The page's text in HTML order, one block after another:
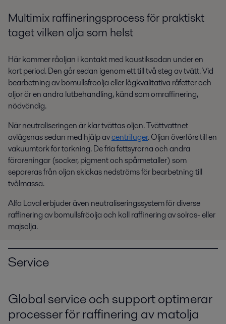
Multimix raffineringsprocess för praktiskt
taget vilken olja som helst
Här kommer råoljan i kontakt med kaustiksodan under en
kort period. Den går sedan igenom ett till två steg av tvätt. Vid
bearbetning av bomullsfröolja eller lågkvalitativa råfetter och
oljor är en andra lutbehandling, känd som omraffinering,
nödvändig.
När neutraliseringen är klar tvättas oljan. Tvättvattnet
avlägsnas sedan med hjälp avcentrifuger. Oljan överförs till en
vakuumtork för torkning. De fria fettsyrorna och andra
föroreningar (socker, pigment och spårmetaller) som
separeras från oljan skickas nedströms för bearbetning till
tvålmassa.
Alfa Laval erbjuder även neutraliseringssystem för diverse
raffinering av bomullsfröolja och kall raffinering av solros- eller
majsolja.
Service
Global service och support optimerar
processer för raffinering av matolja